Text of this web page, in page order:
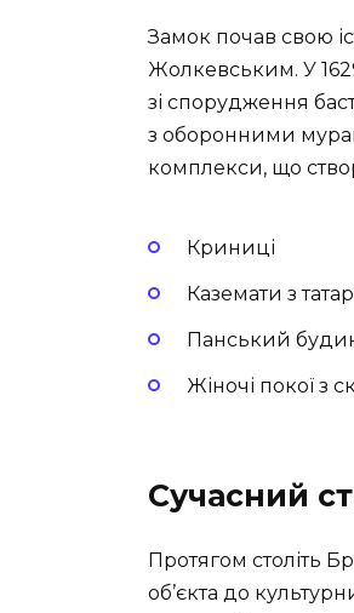
Замок почав свою
Жолкевським. У
зі спорудження
з оборонними
комплекси, що
Криниці
Каземати з
Панський
Жіночі покої з
Сучасний
Протягом століть
об’єкта до